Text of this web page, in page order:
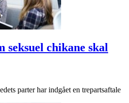
seksuel chikane skal
parter har indgået en trepartsaftale